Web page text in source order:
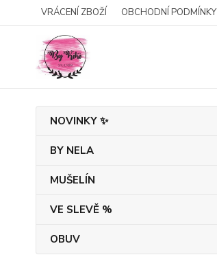
VRÁCENÍ ZBOŽÍ OBCHODNÍ PODMÍNKY
NOVINKY ✨
BY NELA
MUŠELÍN
VE SLEVĚ %
OBUV